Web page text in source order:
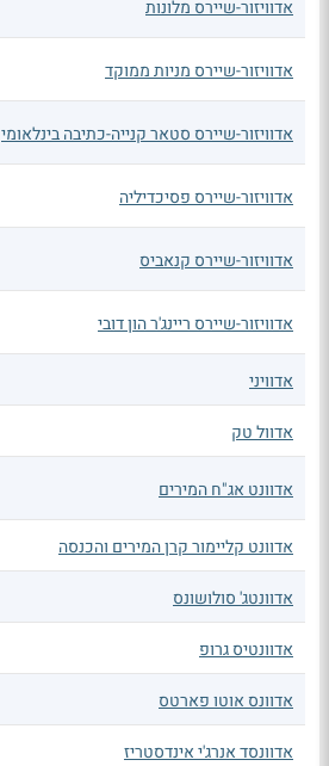
אדוויזור-שיירס מלונות
אדוויזור-שיירס מניות ממוקד
אדוויזור-שיירס סטאר קנייה-כתיבה בינלאומי
אדוויזור-שיירס פסיכדיליה
אדוויזור-שיירס קנאביס
אדוויזור-שיירס ריינג'ר הון דובי
אדוויני
אדוול טק
אדוונט אג"ח המירים
אדוונט קליימור קרן המירים והכנסה
אדוונטג' סולושונס
אדוונטיס גרופ
אדוונס אוטו פארטס
אדוונסד אנרג'י אינדסטריז